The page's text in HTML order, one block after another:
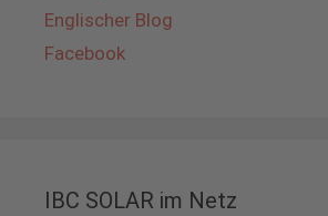
Englischer Blog
Facebook
IBC SOLAR im Netz